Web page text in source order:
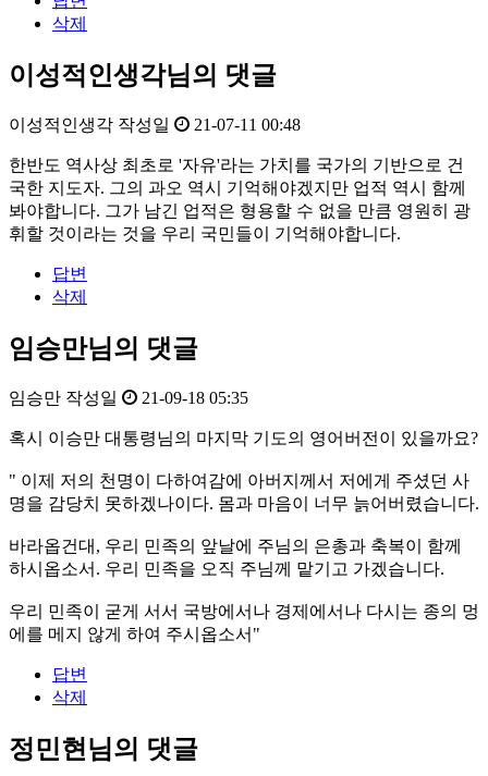
삭제
이성적인생각님의 댓글
이성적인생각 작성일 21-07-11 00:48
한반도 역사상 최초로 '자유'라는 가치를 국가의 기반으로 건
국한 지도자. 그의 과오 역시 기억해야겠지만 업적 역시 함께
봐야합니다. 그가 남긴 업적은 형용할 수 없을 만큼 영원히 광
휘할 것이라는 것을 우리 국민들이 기억해야합니다.
답변
삭제
임승만님의 댓글
임승만 작성일 21-09-18 05:35
혹시 이승만 대통령님의 마지막 기도의 영어버전이 있을까요?
" 이제 저의 천명이 다하여감에 아버지께서 저에게 주셨던 사
명을 감당치 못하겠나이다. 몸과 마음이 너무 늙어버렸습니다.
바라옵건대, 우리 민족의 앞날에 주님의 은총과 축복이 함께
하시옵소서. 우리 민족을 오직 주님께 맡기고 가겠습니다.
우리 민족이 굳게 서서 국방에서나 경제에서나 다시는 종의 멍
에를 메지 않게 하여 주시옵소서"
답변
삭제
정민현님의 댓글